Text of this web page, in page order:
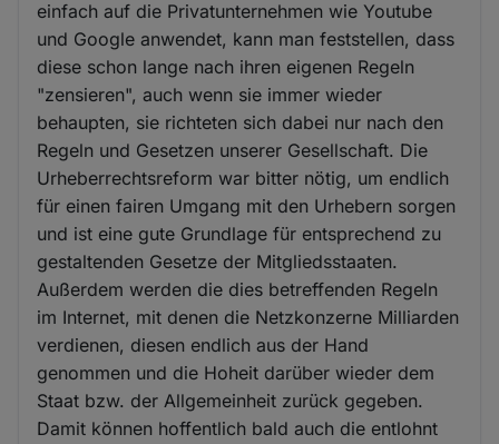
einfach auf die Privatunternehmen wie Youtube
und Google anwendet, kann man feststellen, dass
diese schon lange nach ihren eigenen Regeln
"zensieren", auch wenn sie immer wieder
behaupten, sie richteten sich dabei nur nach den
Regeln und Gesetzen unserer Gesellschaft. Die
Urheberrechtsreform war bitter nötig, um endlich
für einen fairen Umgang mit den Urhebern sorgen
und ist eine gute Grundlage für entsprechend zu
gestaltenden Gesetze der Mitgliedsstaaten.
Außerdem werden die dies betreffenden Regeln
im Internet, mit denen die Netzkonzerne Milliarden
verdienen, diesen endlich aus der Hand
genommen und die Hoheit darüber wieder dem
Staat bzw. der Allgemeinheit zurück gegeben.
Damit können hoffentlich bald auch die entlohnt